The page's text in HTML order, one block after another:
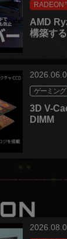
AMD
構築す
ゲーミング
3D V-
DIMM